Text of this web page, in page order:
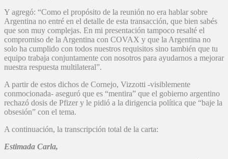
Y agregó: “Como el propósito de la reunión no era hablar sobre
Argentina no entré en el detalle de esta transacción, que bien sabés
que son muy complejas. En mi presentación tampoco resalté el
compromiso de la Argentina con COVAX y que la Argentina no
solo ha cumplido con todos nuestros requisitos sino también que tu
equipo trabaja conjuntamente con nosotros para ayudarnos a mejorar
nuestra respuesta multilateral”.
A partir de estos dichos de Cornejo, Vizzotti -visiblemente
conmocionada- aseguró que es “mentira” que el gobierno argentino
rechazó dosis de Pfizer y le pidió a la dirigencia política que “baje la
obsesión” con el tema.
A continuación, la transcripción total de la carta:
Estimada Carla,